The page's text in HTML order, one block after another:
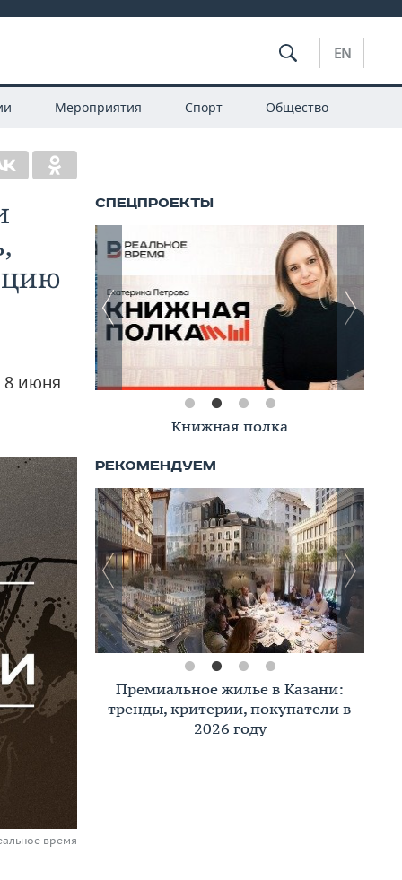
EN
Мероприятия Спорт Общество
8 июня
время
Книжная полка
Премиальное жилье в Казани:
тренды, критерии, покупатели в
2026 году